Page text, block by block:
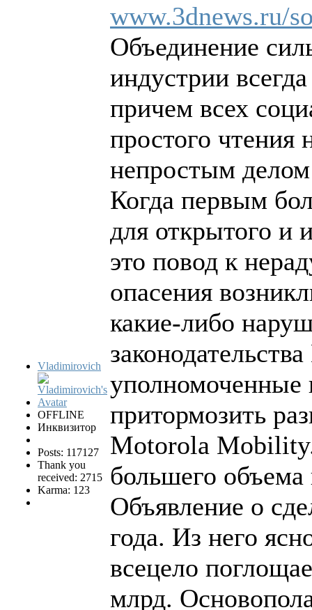
Vladimirovich
OFFLINE
Инквизитор
Posts: 117127
Thank you
received: 2715
Karma: 123
www.3dnews.ru/
Объединение
индустрии
причем всех
простого чтения
непростым
Когда первым
для открытого и
это повод к
опасения
какие-либо
уполномоченные
притормозить
Motorola
большего
Объявление о
года. Из него
всецело
млрд.